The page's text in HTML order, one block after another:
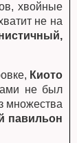
хвойные
не на
Киото
не был
множества
павильон